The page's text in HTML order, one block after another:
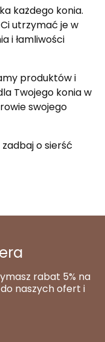
każdego konia.
utrzymać je w
i łamliwości
produktów i
Twojego konia w
swojego
o sierść
rabat 5% na
naszych ofert i